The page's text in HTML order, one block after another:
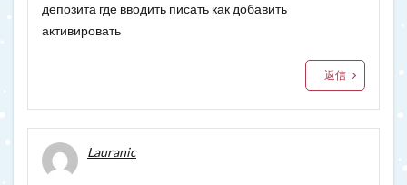
депозита где вводить писать как добавить
активировать
返信
Lauranic